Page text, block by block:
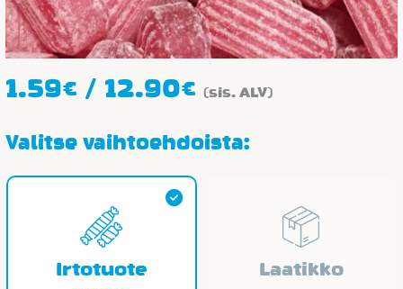
1.59€ / 12.90€Hintaluokka:
-
12.90€
(sis. ALV)
Valitse vaihtoehdoista:
Irtotuote
Laatikko